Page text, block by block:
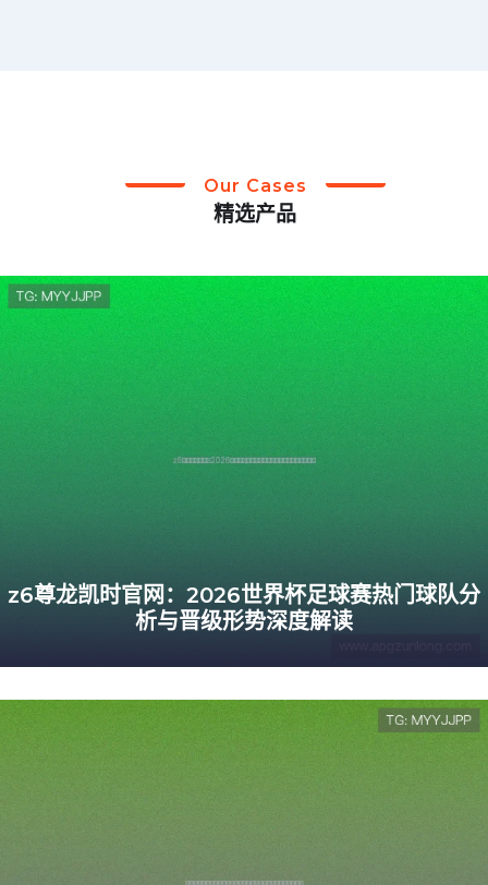
Our Cases
精选产品
z6尊龙凯时官网：2026世界杯足球赛热门球队分
析与晋级形势深度解读